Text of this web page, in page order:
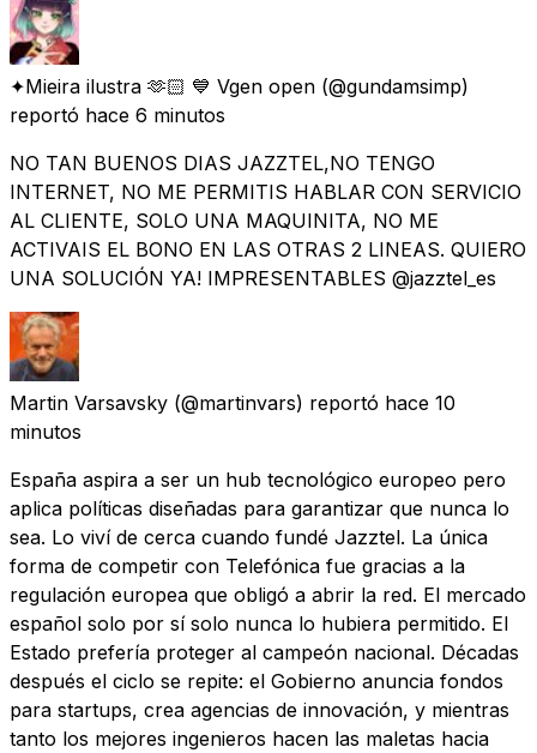
✦Mieira ilustra 🫶🏻 💙 Vgen open (@gundamsimp)
reportó hace 6 minutos
NO TAN BUENOS DIAS JAZZTEL,NO TENGO
INTERNET, NO ME PERMITIS HABLAR CON SERVICIO
AL CLIENTE, SOLO UNA MAQUINITA, NO ME
ACTIVAIS EL BONO EN LAS OTRAS 2 LINEAS. QUIERO
UNA SOLUCIÓN YA! IMPRESENTABLES @jazztel_es
Martin Varsavsky (@martinvars) reportó hace 10
minutos
España aspira a ser un hub tecnológico europeo pero
aplica políticas diseñadas para garantizar que nunca lo
sea. Lo viví de cerca cuando fundé Jazztel. La única
forma de competir con Telefónica fue gracias a la
regulación europea que obligó a abrir la red. El mercado
español solo por sí solo nunca lo hubiera permitido. El
Estado prefería proteger al campeón nacional. Décadas
después el ciclo se repite: el Gobierno anuncia fondos
para startups, crea agencias de innovación, y mientras
tanto los mejores ingenieros hacen las maletas hacia